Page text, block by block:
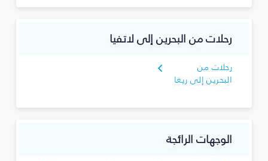
رحلات من البحرين إلى لاتفيا
رحلات من
البحرين إلى ريغا
الوجهات الرائجة